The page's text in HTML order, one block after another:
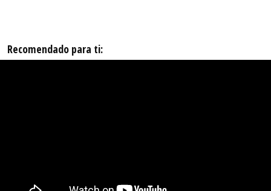
Recomendado para ti: